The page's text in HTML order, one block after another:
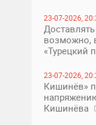
23-07-2026,
возможно,
«Турецкий
23-07-2026,
Кишинёв»
Кишинёва